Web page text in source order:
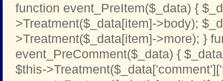
function event_PreItem($_data) {
>Treatment($_data[item]->body);
>Treatment($_data[item]->more); }
event_PreComment($_data) {
$this-